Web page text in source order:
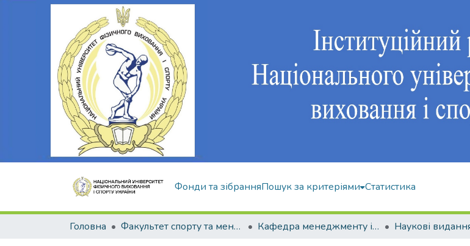
Фонди та зібранняПошук за критеріями Статистика
Головна Факультет спорту та менеджменту Кафедра менеджменту і економіки спорту Наукові